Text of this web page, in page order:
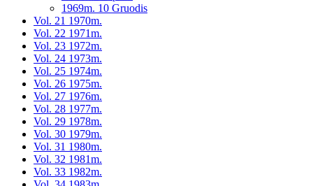
1969m. 10 Gruodis
Vol. 21 1970m.
Vol. 22 1971m.
Vol. 23 1972m.
Vol. 24 1973m.
Vol. 25 1974m.
Vol. 26 1975m.
Vol. 27 1976m.
Vol. 28 1977m.
Vol. 29 1978m.
Vol. 30 1979m.
Vol. 31 1980m.
Vol. 32 1981m.
Vol. 33 1982m.